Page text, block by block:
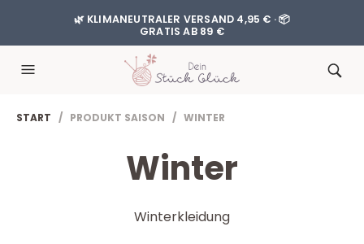
🌿 KLIMANEUTRALER VERSAND 4,95 € · 📦
GRATIS AB 89 €
START / PRODUKT SAISON / WINTER
Winter
Winterkleidung